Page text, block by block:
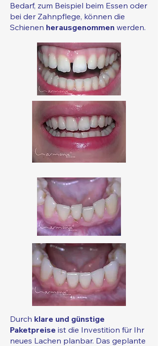
Bedarf, zum Beispiel beim Essen oder
bei der Zahnpflege, können die
Schienen herausgenommen werden.
Durch klare und günstige
Paketpreise ist die Investition für Ihr
neues Lachen planbar. Das geplante